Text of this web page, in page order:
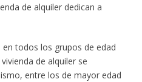
de alquiler dedican a
en todos los grupos de edad
de alquiler se
entre los de mayor edad